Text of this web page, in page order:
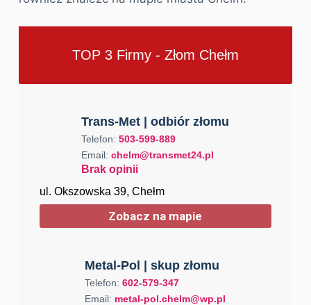
TOP 3 Firmy - Złom Chełm
Trans-Met | оdbiór złomu
Telefon: 503-599-889
Email: chelm@transmet24.pl
Brak opinii
ul. Okszowska 39, Chełm
Zobacz na mapie
Metal-Pol | skup złomu
Telefon: 602-579-347
Email: metal-pol.chelm@wp.pl